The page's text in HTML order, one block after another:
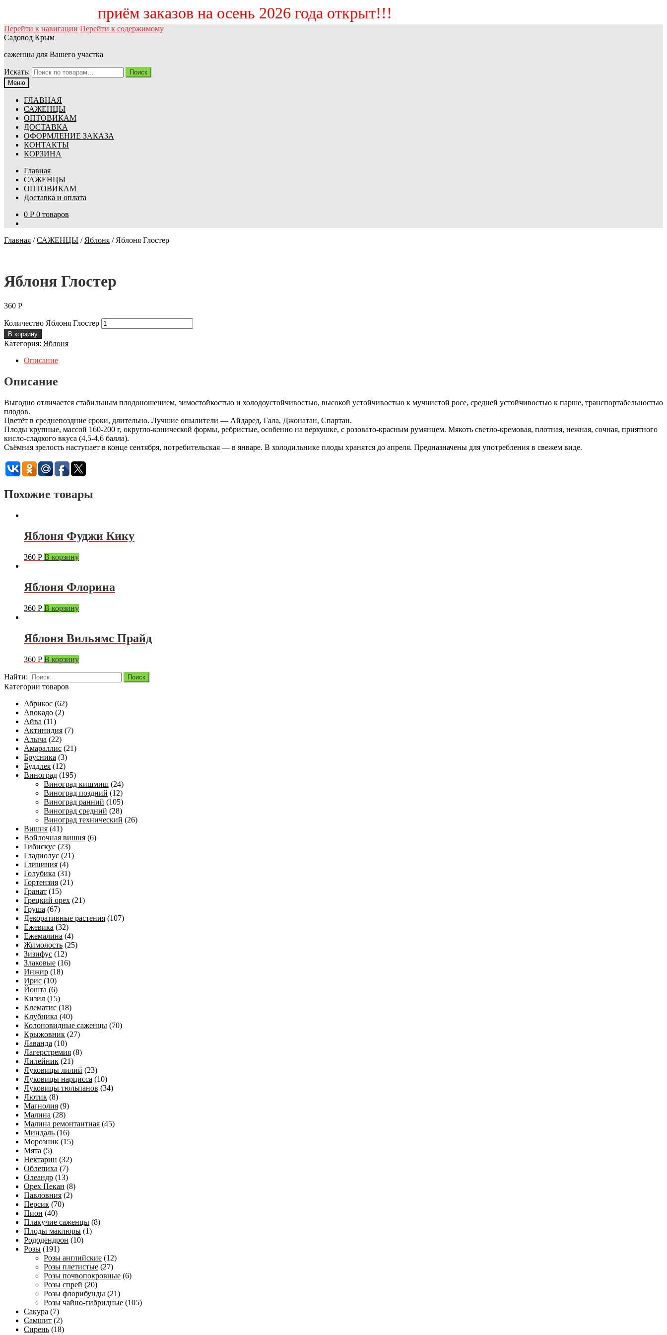
приём заказов на осень 2026 года открыт!!!
Перейти к навигации Перейти к содержимому
Садовод Крым
саженцы для Вашего участка
Искать:
Поиск
Меню
ГЛАВНАЯ
САЖЕНЦЫ
ОПТОВИКАМ
ДОСТАВКА
ОФОРМЛЕНИЕ ЗАКАЗА
КОНТАКТЫ
КОРЗИНА
Главная
САЖЕНЦЫ
ОПТОВИКАМ
Доставка и оплата
0 Р 0 товаров
Главная /САЖЕНЦЫ / Яблоня / Яблоня Глостер
Яблоня Глостер
360 Р
Количество Яблоня Глостер
В корзину
Категория: Яблоня
Описание
Описание
Выгодно отличается стабильным плодоношением, зимостойкостью и холодоустойчивостью, высокой устойчивостью к мучнистой росе, средней устойчивостью к парше, транспортабельностью
плодов.
Цветёт в среднепоздние сроки, длительно. Лучшие опылители — Айдаред, Гала, Джонатан, Спартан.
Плоды крупные, массой 160-200 г, округло-конической формы, ребристые, особенно на верхушке, с розовато-красным румянцем. Мякоть светло-кремовая, плотная, нежная, сочная, приятного
кисло-сладкого вкуса (4,5-4,6 балла).
Съёмная зрелость наступает в конце сентября, потребительская — в январе. В холодильнике плоды хранятся до апреля. Предназначены для употребления в свежем виде.
Похожие товары
Яблоня Фуджи Кику
360 Р В корзину
Яблоня Флорина
360 Р В корзину
Яблоня Вильямс Прайд
360 Р В корзину
Найти:
Категории товаров
Абрикос (62)
Авокадо (2)
Айва (11)
Актинидия (7)
Алыча (22)
Амараллис (21)
Брусника (3)
Буддлея (12)
Виноград (195)
Виноград кишмиш (24)
Виноград поздний (12)
Виноград ранний (105)
Виноград средний (28)
Виноград технический (26)
Вишня (41)
Войлочная вишня (6)
Гибискус (23)
Гладиолус (21)
Глициния (4)
Голубика (31)
Гортензия (21)
Гранат (15)
Грецкий орех (21)
Груша (67)
Декоративные растения (107)
Ежевика (32)
Ежемалина (4)
Жимолость (25)
Зизифус (12)
Злаковые (16)
Инжир (18)
Ирис (10)
Йошта (6)
Кизил (15)
Клематис (18)
Клубника (40)
Колоновидные саженцы (70)
Крыжовник (27)
Лаванда (10)
Лагерстремия (8)
Лилейник (21)
Луковицы лилий (23)
Луковицы нарцисса (10)
Луковицы тюльпанов (34)
Лютик (8)
Магнолия (9)
Малина (28)
Малина ремонтантная (45)
Миндаль (16)
Морозник (15)
Мята (5)
Нектарин (32)
Облепиха (7)
Олеандр (13)
Орех Пекан (8)
Павловния (2)
Персик (70)
Пион (40)
Плакучие саженцы (8)
Плоды маклюры (1)
Рододендрон (10)
Розы (191)
Розы английские (12)
Розы плетистые (27)
Розы почвопокровные (6)
Розы спрей (20)
Розы флорибунды (21)
Розы чайно-гибридные (105)
Сакура (7)
Самшит (2)
Сирень (18)